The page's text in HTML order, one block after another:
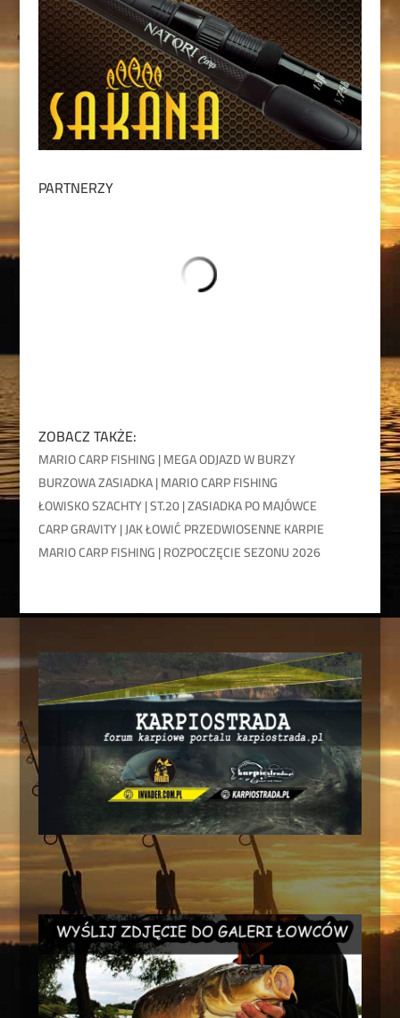
PARTNERZY
ZOBACZ TAKŻE:
MARIO CARP FISHING | MEGA ODJAZD W BURZY
BURZOWA ZASIADKA | MARIO CARP FISHING
ŁOWISKO SZACHTY | ST.20 | ZASIADKA PO MAJÓWCE
CARP GRAVITY | JAK ŁOWIĆ PRZEDWIOSENNE KARPIE
MARIO CARP FISHING | ROZPOCZĘCIE SEZONU 2026